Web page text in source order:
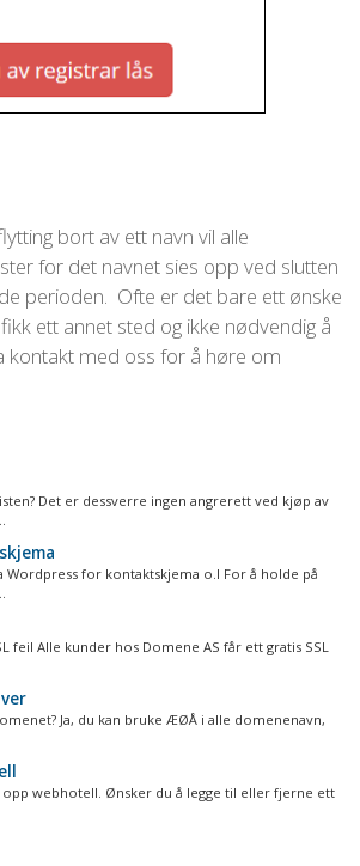
bort av ett navn vil alle
for det navnet sies opp ved slutten
perioden. Ofte er det bare ett ønske
ett annet sted og ikke nødvendig å
kontakt med oss for å høre om
Det er dessverre ingen angrerett ved kjøp av
Wordpress for kontaktskjema o.l For å holde på
feil Alle kunder hos Domene AS får ett gratis SSL
Ja, du kan bruke ÆØÅ i alle domenenavn,
opp webhotell. Ønsker du å legge til eller fjerne ett